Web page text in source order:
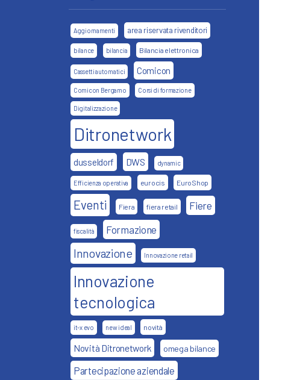
Aggiornamenti area riservata rivenditori
bilance bilancia Bilancia elettronica
Cassetti automatici Comicon
Comicon Bergamo Corsi di formazione
Digitalizzazione
Ditronetwork
dusseldorf DWS dynamic
Efficienza operativa eurocis EuroShop
Eventi Fiera fiera retail Fiere
fiscalità Formazione
Innovazione Innovazione retail
Innovazione
tecnologica
it-x evo new ideal novità
Novità Ditronetwork omega bilance
Partecipazione aziendale